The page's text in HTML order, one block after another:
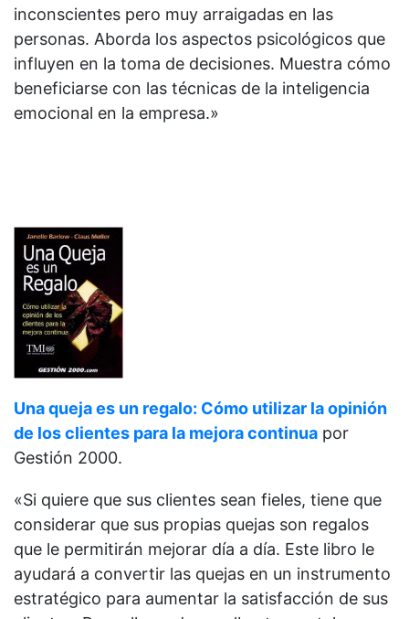
inconscientes pero muy arraigadas en las
personas. Aborda los aspectos psicológicos que
influyen en la toma de decisiones. Muestra cómo
beneficiarse con las técnicas de la inteligencia
emocional en la empresa.»
Una queja es un regalo: Cómo utilizar la opinión
de los clientes para la mejora continua por
Gestión 2000.
«Si quiere que sus clientes sean fieles, tiene que
considerar que sus propias quejas son regalos
que le permitirán mejorar día a día. Este libro le
ayudará a convertir las quejas en un instrumento
estratégico para aumentar la satisfacción de sus